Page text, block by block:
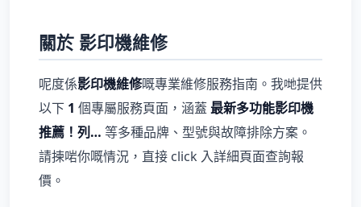
關於 影印機維修
呢度係影印機維修嘅專業維修服務指南。我哋提供
以下 1 個專屬服務頁面，涵蓋最新多功能影印機
推薦！列… 等多種品牌、型號與故障排除方案。
請揀啱你嘅情況，直接 click 入詳細頁面查詢報
價。